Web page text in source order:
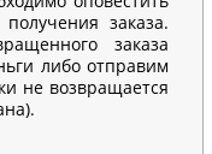
заказа.
заказа
либо отправим
не возвращается